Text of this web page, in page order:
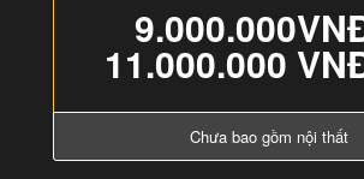
11.000.000
Chưa bao gồm nội thất